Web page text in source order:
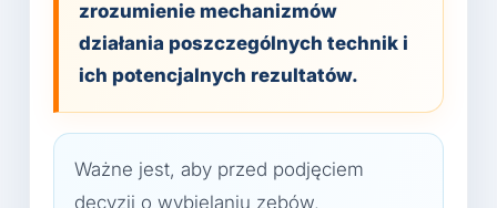
zrozumienie mechanizmów
działania poszczególnych technik i
ich potencjalnych rezultatów.
Ważne jest, aby przed podjęciem
decyzji o wybielaniu zębów,